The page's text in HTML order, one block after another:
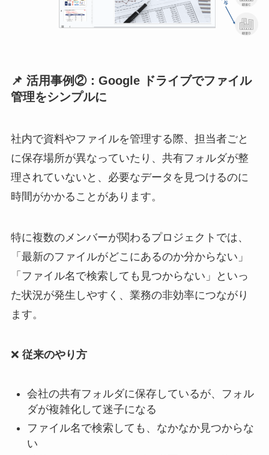
📌 活用事例②：Google ドライブでファイル
管理をシンプルに
社内で資料やファイルを管理する際、担当者ごと
に保存場所が異なっていたり、共有フォルダが整
理されていないと、必要なデータを見つけるのに
時間がかかることがあります。
特に複数のメンバーが関わるプロジェクトでは、
「最新のファイルがどこにあるのか分からない」
「ファイル名で検索しても見つからない」といっ
た状況が発生しやすく、業務の非効率につながり
ます。
❌ 従来のやり方
会社の共有フォルダに保存しているが、フォル
ダが複雑化して迷子になる
ファイル名で検索しても、なかなか見つからな
い